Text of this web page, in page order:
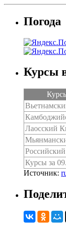
Погода
Курсы
Лаосский
Курсы за
Источник: